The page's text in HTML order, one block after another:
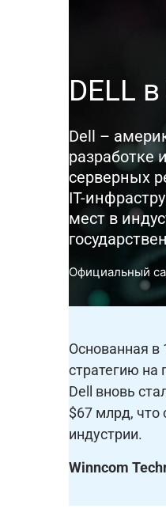
DELL
Dell –
разработке
серверных
IT-
мест в
Официальный
Основанная
стратегию на
Dell вновь
$67 млрд, что
индустрии.
Winncom